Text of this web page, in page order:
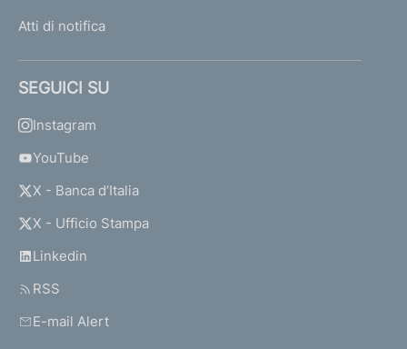
Atti di notifica
SEGUICI SU
Instagram
YouTube
X - Banca d’Italia
X - Ufficio Stampa
Linkedin
RSS
E-mail Alert